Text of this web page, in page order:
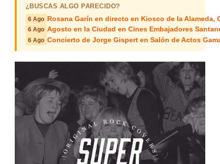
¿BUSCAS ALGO PARECIDO?
6 Ago Rosana Garín en directo en Kiosco de la Alameda,
6 Ago Agosto en la Ciudad en Cines Embajadores
6 Ago Concierto de Jorge Gispert en Salón de Actos